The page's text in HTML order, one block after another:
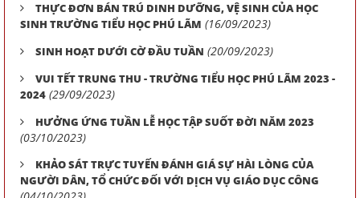
THỰC ĐƠN BÁN TRÚ DINH DƯỠNG, VỆ SINH CỦA HỌC
SINH TRƯỜNG TIỂU HỌC PHÚ LÃM (16/09/2023)
SINH HOẠT DƯỚI CỜ ĐẦU TUẦN (20/09/2023)
VUI TẾT TRUNG THU - TRƯỜNG TIỂU HỌC PHÚ LÃM 2023 -
2024 (29/09/2023)
HƯỞNG ỨNG TUẦN LỄ HỌC TẬP SUỐT ĐỜI NĂM 2023
(03/10/2023)
KHẢO SÁT TRỰC TUYẾN ĐÁNH GIÁ SỰ HÀI LÒNG CỦA
NGƯỜI DÂN, TỔ CHỨC ĐỐI VỚI DỊCH VỤ GIÁO DỤC CÔNG